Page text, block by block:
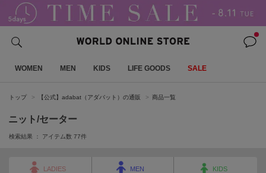
WOMEN MEN KIDS LIFE GOODS SALE
トップ 【公式】adabat（アダバット）の通販 商品一覧
ニット/セーター
検索結果 ： アイテム数 77件
LADIES MEN KIDS